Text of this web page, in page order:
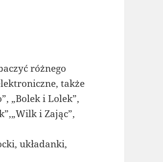
różnego
także
„Bolek i Lolek”,
i Zając”,
układanki,